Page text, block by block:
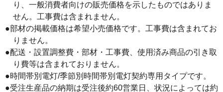
り、一般消費者向けの販売価格を示したものではありま
せん。工事費は含まれません。
●部材の掲載価格は希望小売価格です。工事費は含まれてお
りません。
●配送・設置調整費・部材・工事費、使用済み商品の引き取
り費等は含まれておりません。
●時間帯別電灯/季節別時間帯別電灯契約専用タイプです。
●受注生産品の納期は受注後約60営業日、状況によっては約